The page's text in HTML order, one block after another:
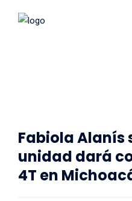
Fabiola Alanís
unidad dará
4T en